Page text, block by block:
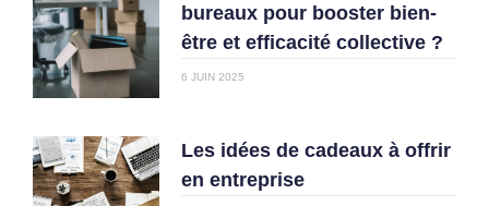
bureaux pour booster bien-
être et efficacité collective ?
6 JUIN 2025
Les idées de cadeaux à offrir
en entreprise